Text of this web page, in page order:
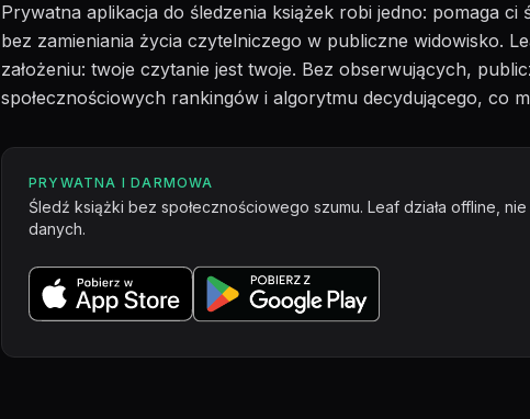
Prywatna aplikacja do śledzenia książek robi jedno: pomaga ci
bez zamieniania życia czytelniczego w publiczne widowisko.
założeniu: twoje czytanie jest twoje. Bez obserwujących,
społecznościowych rankingów i algorytmu decydującego, co
PRYWATNA I DARMOWA
Śledź książki bez społecznościowego szumu. Leaf działa offline,
danych.